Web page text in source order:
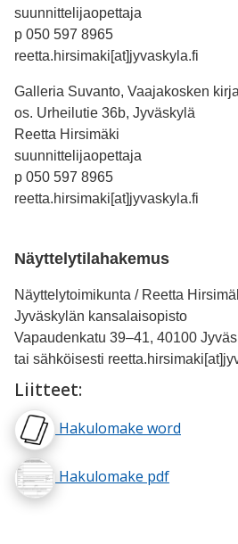
suunnittelijaopettaja
p 050 597 8965
reetta.hirsimaki[at]jyvaskyla.fi
Galleria Suvanto, Vaajakosken
os. Urheilutie 36b, Jyväskylä
Reetta Hirsimäki
suunnittelijaopettaja
p 050 597 8965
reetta.hirsimaki[at]jyvaskyla.fi
Näyttelytilahakemus
Näyttelytoimikunta / Reetta
Jyväskylän kansalaisopisto
Vapaudenkatu 39–41, 40100
tai sähköisesti
Liitteet:
Hakulomake word
Hakulomake pdf